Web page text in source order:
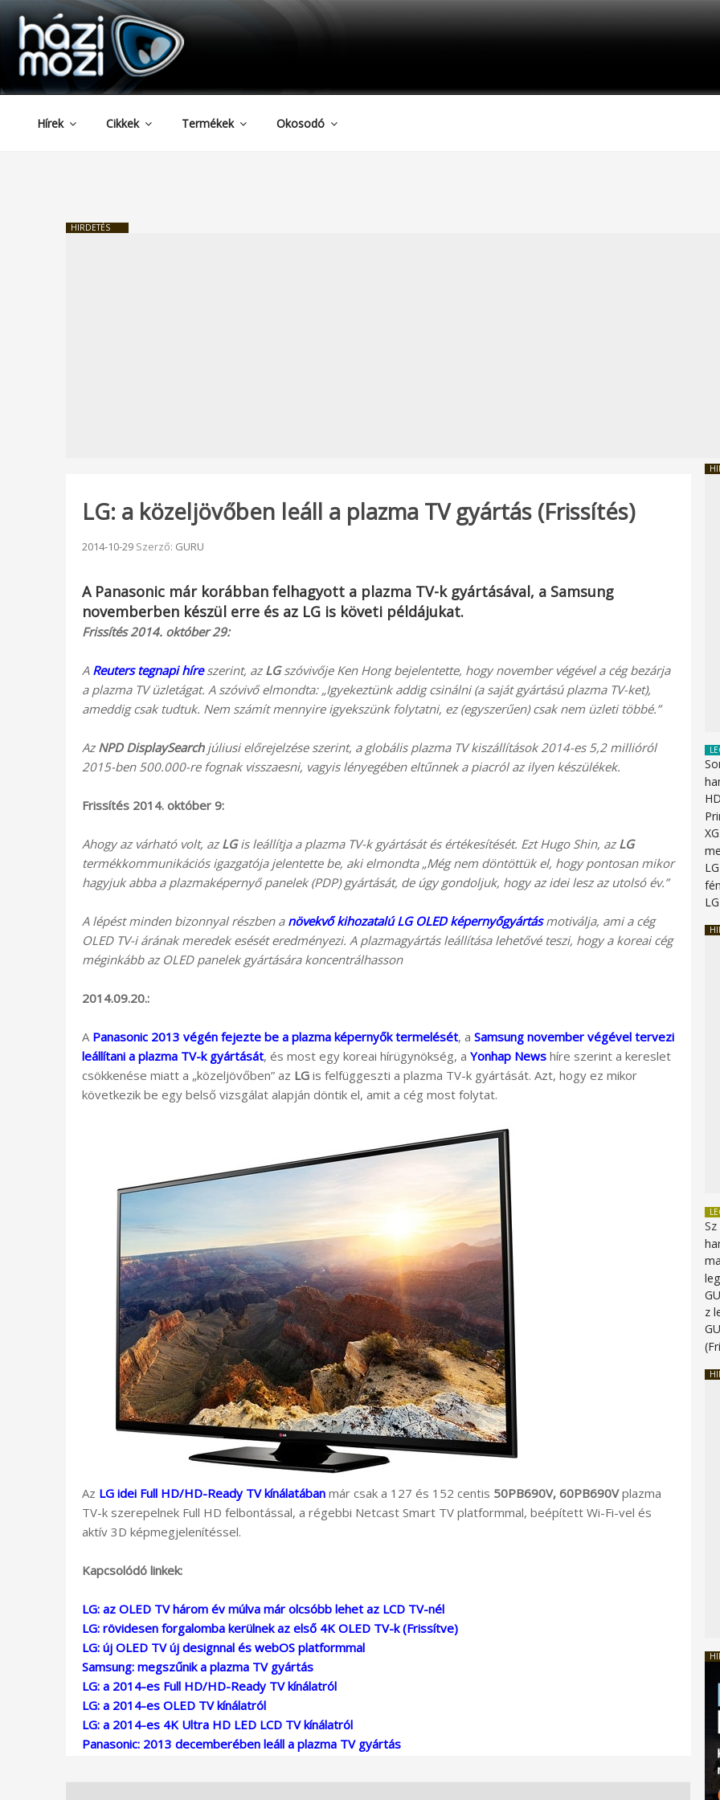
Tartalomhoz
HAZIMOZI
Hírek Cikkek Termékek Okosodó
HIRDETÉS
LG: a közeljövőben leáll a plazma TV gyártás (Frissítés)
Beküldve:
2014-10-29 Szerző: GURU
A Panasonic már korábban felhagyott a plazma TV-k gyártásával, a Samsung
novemberben készül erre és az LG is követi példájukat.
Frissítés 2014. október 29:
A Reuters tegnapi híreszerint, azLGszóvivője Ken Hong bejelentette, hogy november végével a cég bezárja
a plazma TV üzletágat. A szóvivő elmondta: „Igyekeztünk addig csinálni (a saját gyártású plazma TV-ket),
ameddig csak tudtuk. Nem számít mennyire igyekszünk folytatni, ez (egyszerűen) csak nem üzleti többé.”
AzNPD DisplaySearchjúliusi előrejelzése szerint, a globális plazma TV kiszállítások 2014-es 5,2 millióról
2015-ben 500.000-re fognak visszaesni, vagyis lényegében eltűnnek a piacról az ilyen készülékek.
Frissítés 2014. október 9:
Ahogy az várható volt, azLGis leállítja a plazma TV-k gyártását és értékesítését. Ezt Hugo Shin, azLG
termékkommunikációs igazgatója jelentette be, aki elmondta „Még nem döntöttük el, hogy pontosan mikor
hagyjuk abba a plazmaképernyő panelek (PDP) gyártását, de úgy gondoljuk, hogy az idei lesz az utolsó év.”
A lépést minden bizonnyal részben a növekvő kihozatalú LG OLED képernyőgyártásmotiválja, ami a cég
OLED TV-i árának meredek esését eredményezi. A plazmagyártás leállítása lehetővé teszi, hogy a koreai cég
méginkább az OLED panelek gyártására koncentrálhasson
2014.09.20.:
A Panasonic 2013 végén fejezte be a plazma képernyők termelését, a Samsung november végével tervezi
leállítani a plazma TV-k gyártását, és most egy koreai hírügynökség, a Yonhap News híre szerint a kereslet
csökkenése miatt a „közeljövőben” az LG is felfüggeszti a plazma TV-k gyártását. Azt, hogy ez mikor
következik be egy belső vizsgálat alapján döntik el, amit a cég most folytat.
Az LG idei Full HD/HD-Ready TV kínálatában már csak a 127 és 152 centis 50PB690V, 60PB690Vplazma
TV-k szerepelnek Full HD felbontással, a régebbi Netcast Smart TV platformmal, beépített Wi-Fi-vel és
aktív 3D képmegjelenítéssel.
Kapcsolódó linkek:
LG: az OLED TV három év múlva már olcsóbb lehet az LCD TV-nél
LG: rövidesen forgalomba kerülnek az első 4K OLED TV-k (Frissítve)
LG: új OLED TV új designnal és webOS platformmal
Samsung: megszűnik a plazma TV gyártás
LG: a 2014-es Full HD/HD-Ready TV kínálatról
LG: a 2014-es OLED TV kínálatról
LG: a 2014-es 4K Ultra HD LED LCD TV kínálatról
Panasonic: 2013 decemberében leáll a plazma TV gyártás
z